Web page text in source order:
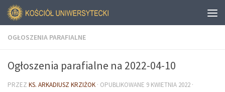
OGŁOSZENIA PARAFIALNE
Ogłoszenia parafialne na 2022-04-10
PRZEZ KS. ARKADIUSZ KRZIŻOK · OPUBLIKOWANE 9 KWIETNIA 2022 ·